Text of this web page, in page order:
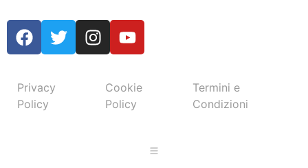
Privacy
Policy
Cookie
Policy
Termini e
Condizioni